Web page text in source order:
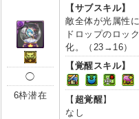
◯
6枠潜在
【サブスキル】
敵全体が光属性
ドロップのロッ
化。（23→16）
【覚醒スキル】
【 超覚醒】
なし